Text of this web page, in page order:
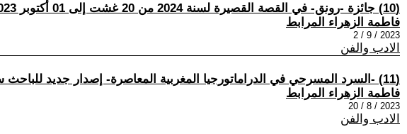
(10) جائزة -رونق- في القصة القصيرة لسنة 2024 من 20 غشت إلى 01 أكتوبر 2023
فاطمة الزهراء المرابط
2023 / 9 / 2
الادب والفن
(11) -السرد المسرحي في الدراماتورجيا المغربية المعاصرة- إصدار جديد للباحث سعيد موزون
فاطمة الزهراء المرابط
2023 / 8 / 20
الادب والفن